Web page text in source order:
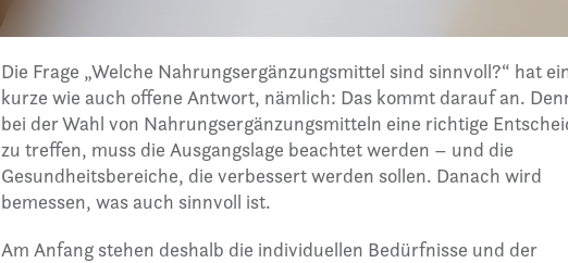
Die Frage „Welche Nahrungsergänzungsmittel sind sinnvoll?“ hat
kurze wie auch offene Antwort, nämlich: Das kommt darauf an.
bei der Wahl von Nahrungsergänzungsmitteln eine richtige
zu treffen, muss die Ausgangslage beachtet werden – und die
Gesundheitsbereiche, die verbessert werden sollen. Danach wird
bemessen, was auch sinnvoll ist.
Am Anfang stehen deshalb die individuellen Bedürfnisse und der